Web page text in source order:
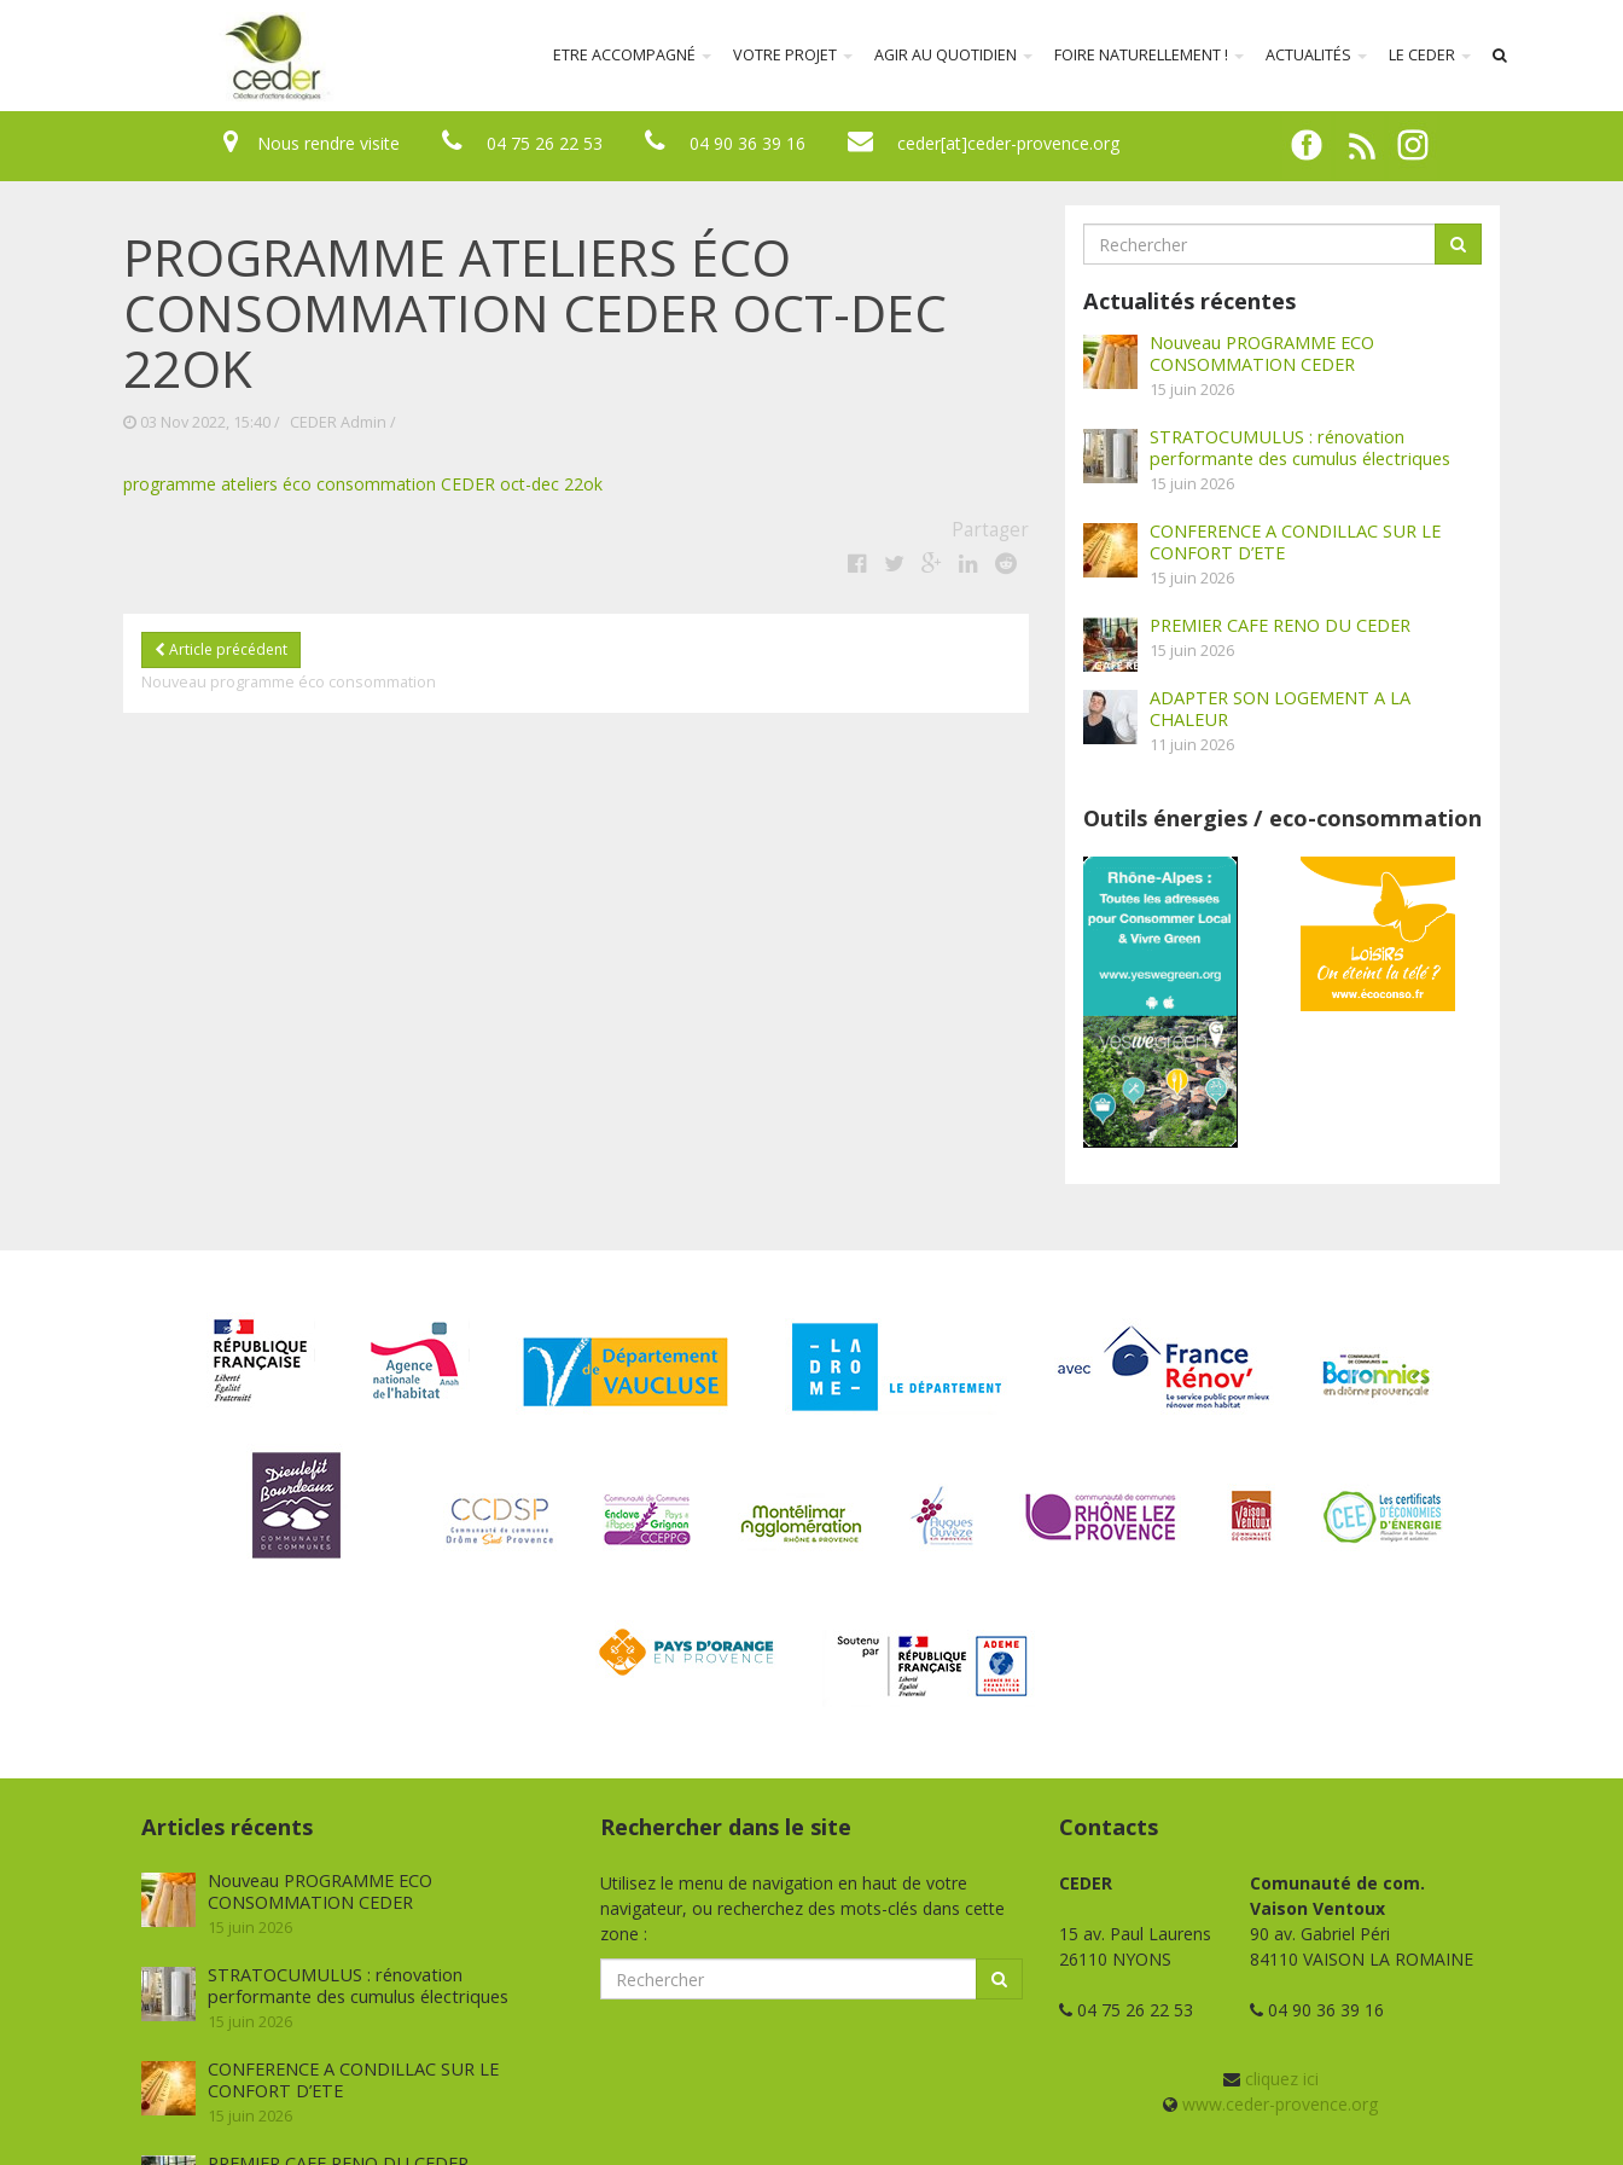
ETRE ACCOMPAGNÉ VOTRE PROJET AGIR AU QUOTIDIEN FOIRE NATURELLEMENT ! ACTUALITÉS LE CEDER
Nous rendre visite 04 75 26 22 53 04 90 36 39 16 ceder[at]ceder-provence.org
PROGRAMME ATELIERS ÉCO
CONSOMMATION CEDER OCT-DEC
22OK
03 Nov 2022, 15:40 / CEDER Admin /
programme ateliers éco consommation CEDER oct-dec 22ok
Partager
Article précédent
Nouveau programme éco consommation
Actualités récentes
Nouveau PROGRAMME ECO
CONSOMMATION CEDER
15 juin 2026
STRATOCUMULUS : rénovation
performante des cumulus électriques
15 juin 2026
CONFERENCE A CONDILLAC SUR LE
CONFORT D’ETE
15 juin 2026
PREMIER CAFE RENO DU CEDER
15 juin 2026
ADAPTER SON LOGEMENT A LA
CHALEUR
11 juin 2026
Outils énergies / eco-consommation
Articles récents
Nouveau PROGRAMME ECO
CONSOMMATION CEDER
15 juin 2026
STRATOCUMULUS : rénovation
performante des cumulus électriques
15 juin 2026
CONFERENCE A CONDILLAC SUR LE
CONFORT D’ETE
15 juin 2026
Rechercher dans le site
Utilisez le menu de navigation en haut de votre
navigateur, ou recherchez des mots-clés dans cette
zone :
Contacts
CEDER
15 av. Paul Laurens
26110 NYONS
04 75 26 22 53
Comunauté de com.
Vaison Ventoux
90 av. Gabriel Péri
84110 VAISON LA ROMAINE
04 90 36 39 16
cliquez ici
www.ceder-provence.org